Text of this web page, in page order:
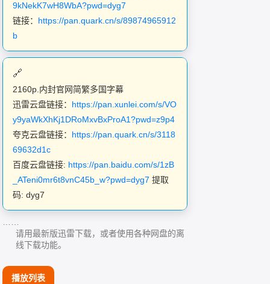
9kNekK7wH8WbA?pwd=dyg7
链接： https://pan.quark.cn/s/89874965912
b
2160p.内封官网简繁多国字幕
迅雷云盘链接： https://pan.xunlei.com/s/VO
y9yaWkXhKj1DRoMxvBxProA1?pwd=z9p4
夸克云盘链接： https://pan.quark.cn/s/3118
69632d1c
百度云盘链接: https://pan.baidu.com/s/1zB
_ATeni0mr6t8vnC45b_w?pwd=dyg7 提取
码: dyg7
……
请用最新版迅雷下载，或者使用各种网盘的离
线下载功能。
播放列表